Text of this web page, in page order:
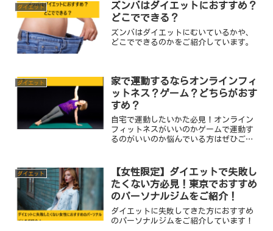
ダイエット
ズンバはダイエットにおすすめ？
どこでできる？
ズンバはダイエットにむいているかや、
どこでできるのかをご紹介しています。
ダイエット
家で運動するならオンラインフィ
ットネス？ゲーム？どちらがおす
すめ？
自宅で運動したいかた必見！オンライン
フィットネスがいいのかゲームで運動す
るのがいいのか悩んでいる方はぜひご覧
ダイエット
【女性限定】ダイエットで失敗し
たくない方必見！東京でおすすめ
のパーソナルジムをご紹介！
ダイエットに失敗してきた方におすすめ
のパーソナルジムをご紹介しています！